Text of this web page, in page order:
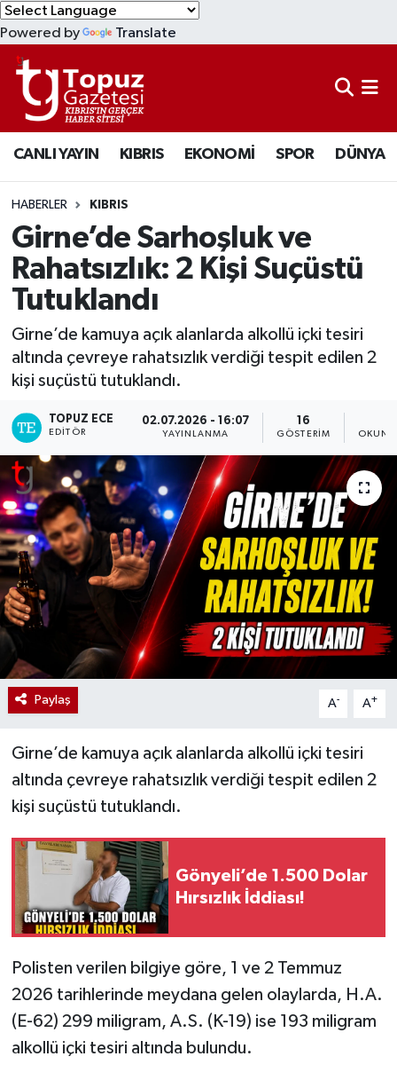
Powered by Translate
CANLI YAYIN KIBRIS EKONOMİ SPOR DÜNYA
HABERLER KIBRIS
Girne’de Sarhoşluk ve
Rahatsızlık: 2 Kişi Suçüstü
Tutuklandı
Girne’de kamuya açık alanlarda alkollü içki tesiri
altında çevreye rahatsızlık verdiği tespit edilen 2
kişi suçüstü tutuklandı.
TOPUZ ECE
EDITÖR
02.07.2026 - 16:07
YAYINLANMA
16
GÖSTERIM
Paylaş A- A+
Girne’de kamuya açık alanlarda alkollü içki tesiri
altında çevreye rahatsızlık verdiği tespit edilen 2
kişi suçüstü tutuklandı.
Gönyeli’de 1.500 Dolar
Hırsızlık İddiası!
Polisten verilen bilgiye göre, 1 ve 2 Temmuz
2026 tarihlerinde meydana gelen olaylarda, H.A.
(E-62) 299 miligram, A.S. (K-19) ise 193 miligram
alkollü içki tesiri altında bulundu.
KIBRIS
DÜNYA
EKONOMİ
MAGAZİN
SAĞLIK
SPOR
TEKNOLOJİ
TÜRKİYE
Lefkoşa Nöbetçi Eczaneler
Lefkoşa Hava Durumu
Lefkoşa Trafik Yoğunluk Haritası
Süper Lig Puan Durumu ve Fikstür
Tüm Manşetler
Son Dakika Haberleri
Haber Arşivi